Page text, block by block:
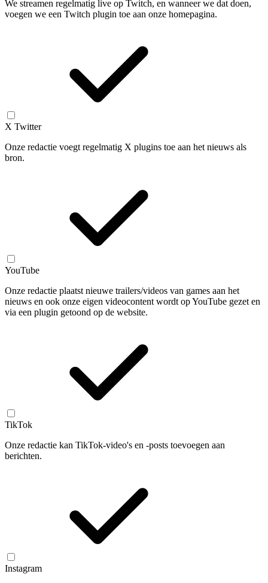
We streamen regelmatig live op Twitch, en wanneer we dat doen,
voegen we een Twitch plugin toe aan onze homepagina.
X Twitter
Onze redactie voegt regelmatig X plugins toe aan het nieuws als
bron.
YouTube
Onze redactie plaatst nieuwe trailers/videos van games aan het
nieuws en ook onze eigen videocontent wordt op YouTube gezet en
via een plugin getoond op de website.
TikTok
Onze redactie kan TikTok-video's en -posts toevoegen aan
berichten.
Instagram